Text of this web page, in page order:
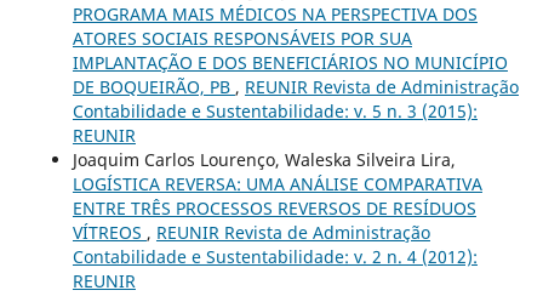
PROGRAMA MAIS MÉDICOS NA PERSPECTIVA DOS
ATORES SOCIAIS RESPONSÁVEIS POR SUA
IMPLANTAÇÃO E DOS BENEFICIÁRIOS NO MUNICÍPIO
DE BOQUEIRÃO, PB , REUNIR Revista de Administração
Contabilidade e Sustentabilidade: v. 5 n. 3 (2015):
REUNIR
Joaquim Carlos Lourenço, Waleska Silveira Lira,
LOGÍSTICA REVERSA: UMA ANÁLISE COMPARATIVA
ENTRE TRÊS PROCESSOS REVERSOS DE RESÍDUOS
VÍTREOS , REUNIR Revista de Administração
Contabilidade e Sustentabilidade: v. 2 n. 4 (2012):
REUNIR